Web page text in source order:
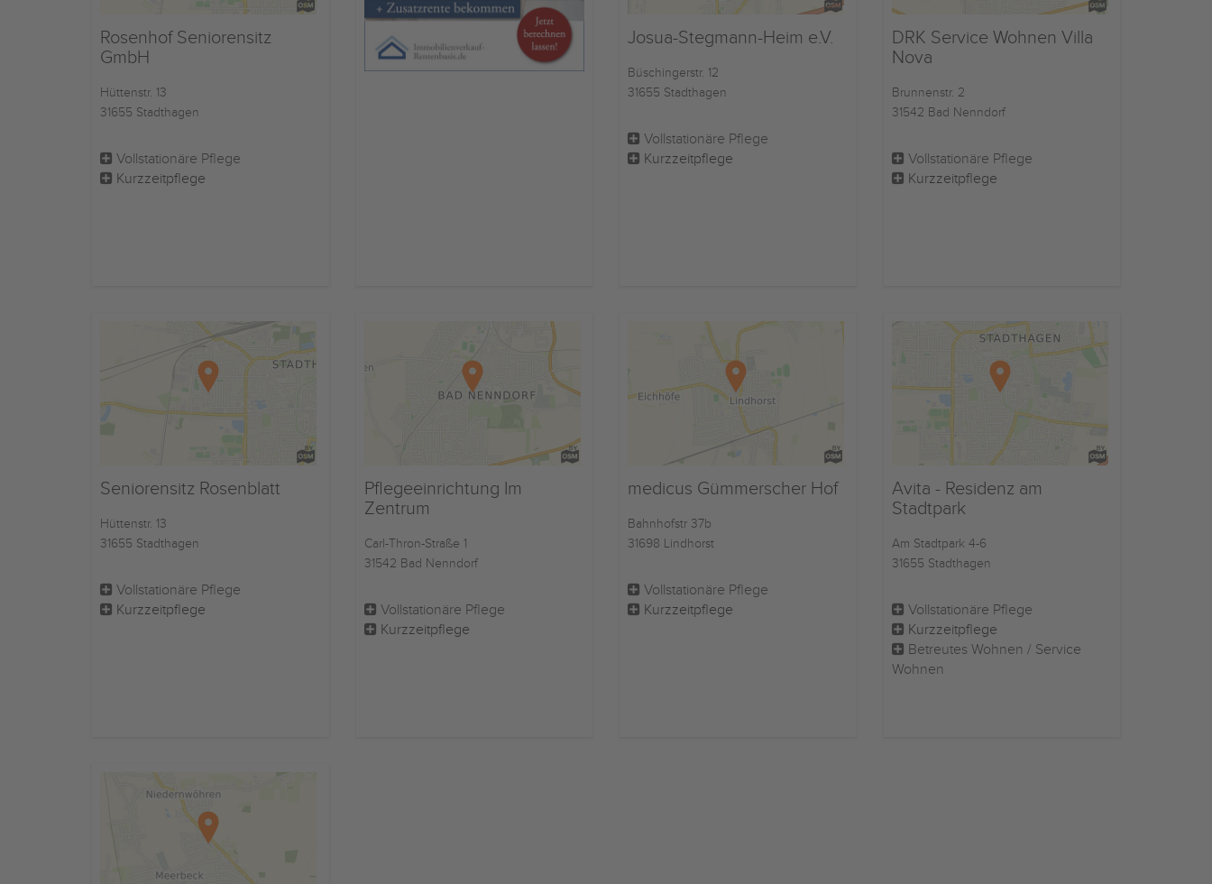
Rosenhof Seniorensitz
GmbH
Hüttenstr. 13
31655 Stadthagen
Vollstationäre Pflege
Kurzzeitpflege
Josua-Stegmann-Heim e.V.
Büschingerstr. 12
31655 Stadthagen
Vollstationäre Pflege
Kurzzeitpflege
DRK Service Wohnen Villa
Nova
Brunnenstr. 2
31542 Bad Nenndorf
Vollstationäre Pflege
Kurzzeitpflege
Seniorensitz Rosenblatt
Hüttenstr. 13
31655 Stadthagen
Vollstationäre Pflege
Kurzzeitpflege
Pflegeeinrichtung Im
Zentrum
Carl-Thron-Straße 1
31542 Bad Nenndorf
Vollstationäre Pflege
Kurzzeitpflege
medicus Gümmerscher Hof
Bahnhofstr 37b
31698 Lindhorst
Vollstationäre Pflege
Kurzzeitpflege
Avita - Residenz am
Stadtpark
Am Stadtpark 4-6
31655 Stadthagen
Vollstationäre Pflege
Kurzzeitpflege
Betreutes Wohnen / Service
Wohnen